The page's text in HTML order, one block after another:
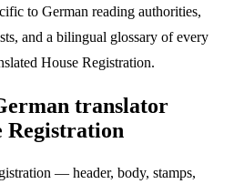
to German reading authorities,
and a bilingual glossary of every
House Registration.
translator
Registration
— header, body, stamps,